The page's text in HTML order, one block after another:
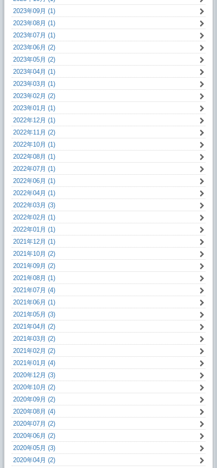
2023年09月 (1)
2023年08月 (1)
2023年07月 (1)
2023年06月 (2)
2023年05月 (2)
2023年04月 (1)
2023年03月 (1)
2023年02月 (2)
2023年01月 (1)
2022年12月 (1)
2022年11月 (2)
2022年10月 (1)
2022年08月 (1)
2022年07月 (1)
2022年06月 (1)
2022年04月 (1)
2022年03月 (3)
2022年02月 (1)
2022年01月 (1)
2021年12月 (1)
2021年10月 (2)
2021年09月 (2)
2021年08月 (1)
2021年07月 (4)
2021年06月 (1)
2021年05月 (3)
2021年04月 (2)
2021年03月 (2)
2021年02月 (2)
2021年01月 (4)
2020年12月 (3)
2020年10月 (2)
2020年09月 (2)
2020年08月 (4)
2020年07月 (2)
2020年06月 (2)
2020年05月 (3)
2020年04月 (2)